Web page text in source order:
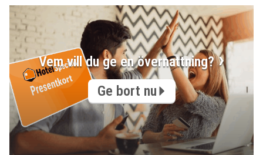
Vem vill du ge en övernattning?
Ge bort nu